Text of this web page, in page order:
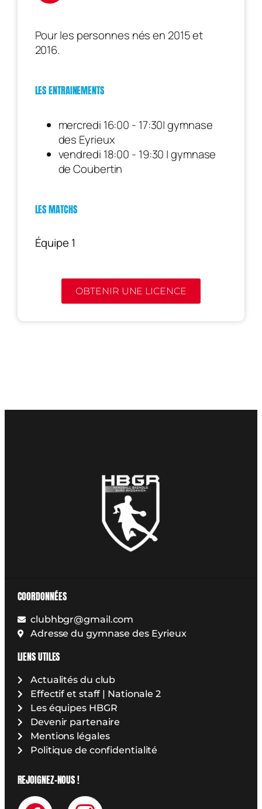
Pour les personnes nés en 2015 et
2016.
LES ENTRAINEMENTS
mercredi 16:00 - 17:30| gymnase
des Eyrieux
vendredi 18:00 - 19:30 | gymnase
de Coubertin
LES MATCHS
Équipe 1
OBTENIR UNE LICENCE
COORDONNÉES
clubhbgr@gmail.com
Adresse du gymnase des Eyrieux
LIENS UTILES
Actualités du club
Effectif et staff | Nationale 2
Les équipes HBGR
Devenir partenaire
Mentions légales
Politique de confidentialité
REJOIGNEZ-NOUS !